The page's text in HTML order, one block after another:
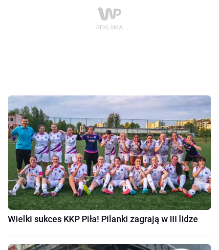
Wielki sukces KKP Piła! Pilanki zagrają w III lidze